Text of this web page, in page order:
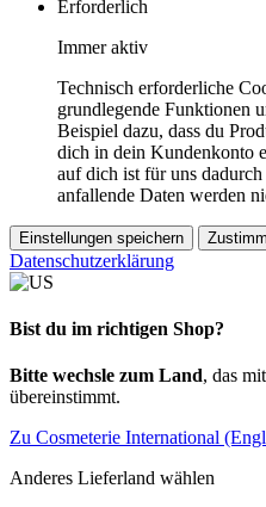
Erforderlich
Immer aktiv
Technisch erforderliche
grundlegende Funktionen
Beispiel dazu, dass du
dich in dein Kundenkonto
auf dich ist für uns
anfallende Daten werden
Einstellungen speichern
Datenschutzerklärung
Bist du im richtigen Shop?
Bitte wechsle zum Land, das
übereinstimmt.
Zu Cosmeterie International
Anderes Lieferland wählen